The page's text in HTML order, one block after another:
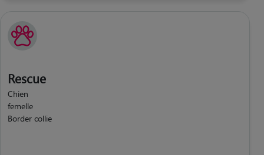
Rescue
Chien
femelle
Border collie